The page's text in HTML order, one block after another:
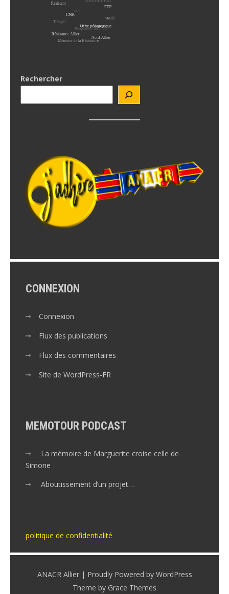
Rechercher
CONNEXION
Connexion
Flux des publications
Flux des commentaires
Site de WordPress-FR
MEMOTOUR PODCAST
La mémoire de Marguerite croise celle de
Simone
Aboutissement d’un projet…
politique de confidentialité
ANACR Allier | Proudly Powered by WordPress
Theme by Grace Themes